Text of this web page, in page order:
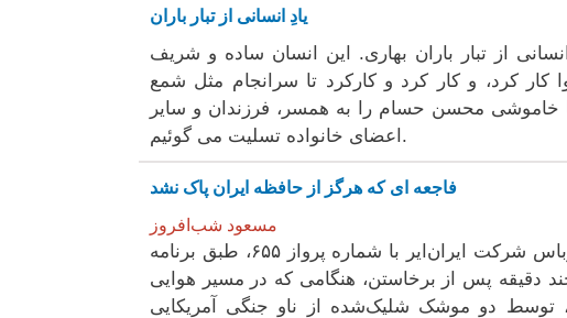
یادِ انسانی از تبار باران
از تبار باران بهاری. این انسان ساده و شریف
کار کرد، و کار کرد و کارکرد تا سرانجام مثل شمع
محسن حسام را به همسر، فرزندان و سایر
اعضای خانواده تسلیت می گوئیم.
فاجعه ای که هرگز از حافظه ایران پاک نشد
مسعود شب‌افروز
در صبح روز ۱۲ تیر ۱۳۶۷ (۳ ژوئیه ۱۹۸۸)، هواپیمای ایرباس شرکت ایران‌ایر با شماره پرواز ۶۵۵، طبق برنامه
دقیقه پس از برخاستن، هنگامی که در مسیر هوایی
توسط دو موشک شلیک‌شده از ناو جنگی آمریکایی